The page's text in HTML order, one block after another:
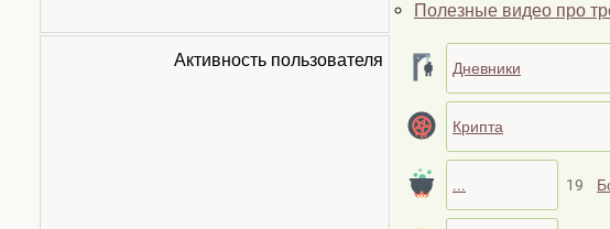
Полезные видео про
Активность пользователя Дневники
Крипта
... 19